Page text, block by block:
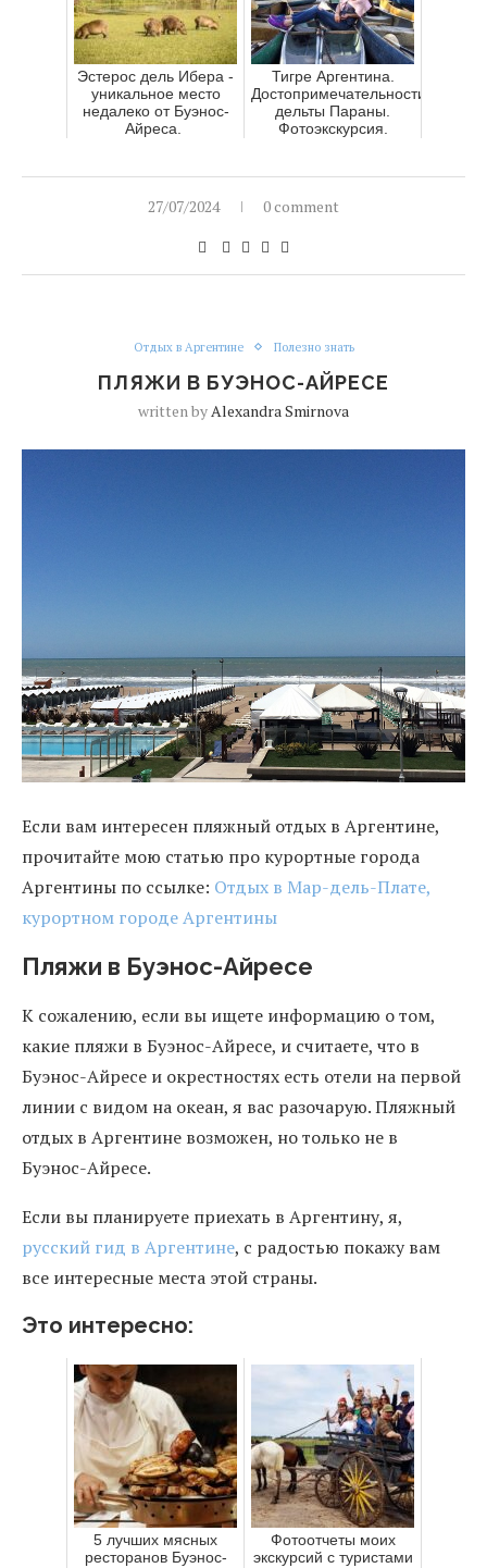
Эстерос дель Ибера -
уникальное место
недалеко от Буэнос-
Айреса.
Тигре Аргентина.
Достопримечательности
дельты Параны.
Фотоэкскурсия.
27/07/2024 0 comment
Отдых в Аргентине Полезно знать
ПЛЯЖИ В БУЭНОС-АЙРЕСЕ
written by Alexandra Smirnova
Если вам интересен пляжный отдых в Аргентине,
прочитайте мою статью про курортные города
Аргентины по ссылке: Отдых в Мар-дель-Плате,
курортном городе Аргентины
Пляжи в Буэнос-Айресе
К сожалению, если вы ищете информацию о том,
какие пляжи в Буэнос-Айресе, и считаете, что в
Буэнос-Айресе и окрестностях есть отели на первой
линии с видом на океан, я вас разочарую. Пляжный
отдых в Аргентине возможен, но только не в
Буэнос-Айресе.
Если вы планируете приехать в Аргентину, я,
русский гид в Аргентине, с радостью покажу вам
все интересные места этой страны.
Это интересно:
5 лучших мясных
ресторанов Буэнос-
Фотоотчеты моих
экскурсий с туристами